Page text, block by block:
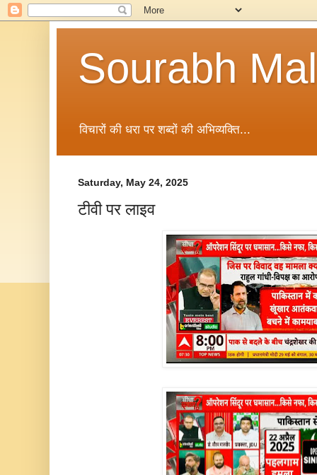
Sourabh
विचारों की धरा पर शब्दों की अभिव्यक्ति...
Saturday, May 24, 2025
टीवी पर लाइव